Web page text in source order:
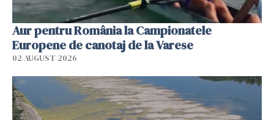
Aur pentru România la Campionatele
Europene de canotaj de la Varese
02 AUGUST 2026